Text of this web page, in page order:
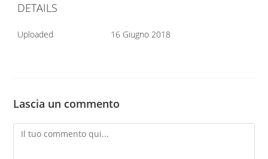
DETAILS
Uploaded 16 Giugno 2018
Lascia un commento
Commento